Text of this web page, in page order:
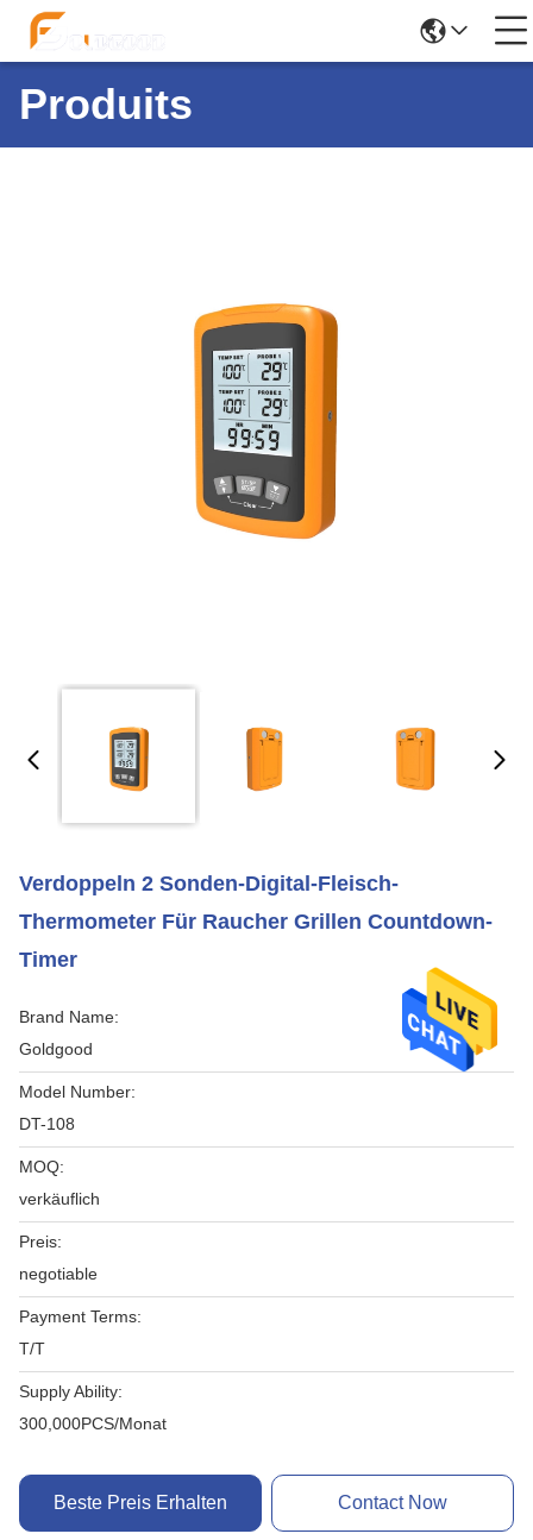
Produits
Verdoppeln 2 Sonden-Digital-Fleisch-
Thermometer Für Raucher Grillen Countdown-
Timer
Brand Name:
Goldgood
Model Number:
DT-108
MOQ:
verkäuflich
Preis:
negotiable
Payment Terms:
T/T
Supply Ability:
300,000PCS/Monat
Beste Preis Erhalten Contact Now